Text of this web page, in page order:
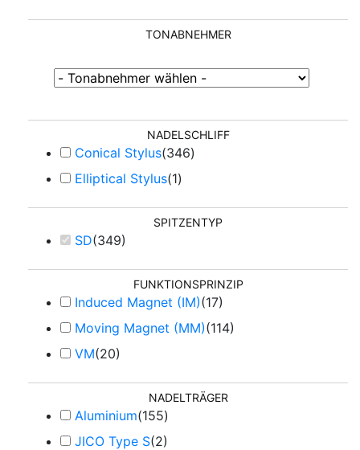
TONABNEHMER
NADELSCHLIFF
Conical Stylus(346)
Elliptical Stylus(1)
SPITZENTYP
SD(349)
FUNKTIONSPRINZIP
Induced Magnet (IM)(17)
Moving Magnet (MM)(114)
VM(20)
NADELTRÄGER
Aluminium(155)
JICO Type S(2)